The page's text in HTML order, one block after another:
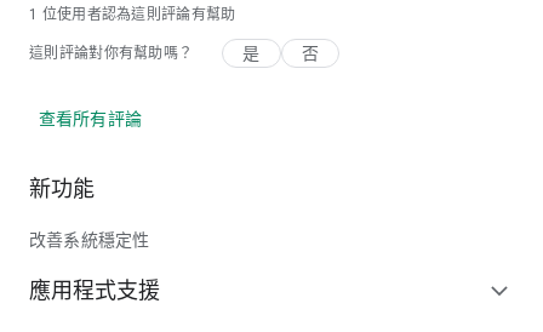
1 位使用者認為這則評論有幫助
這則評論對你有幫助嗎？ 是 否
查看所有評論
新功能
改善系統穩定性
應用程式支援 expand_more